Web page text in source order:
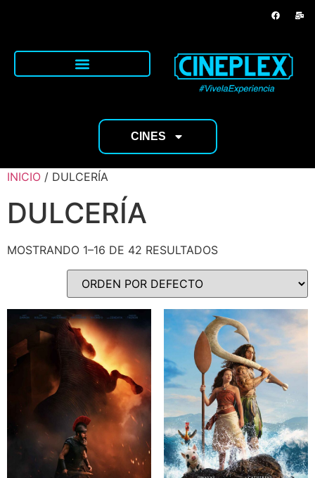
CINES
INICIO / DULCERÍA
DULCERÍA
MOSTRANDO 1–16 DE 42 RESULTADOS